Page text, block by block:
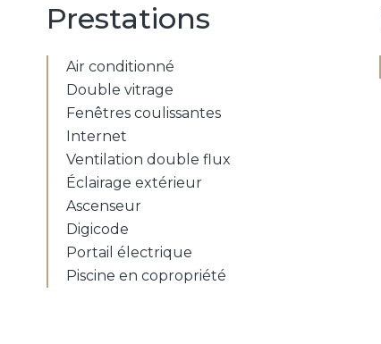
Prestations
Air conditionné
Double vitrage
Fenêtres coulissantes
Internet
Ventilation double flux
Éclairage extérieur
Ascenseur
Digicode
Portail électrique
Piscine en copropriété